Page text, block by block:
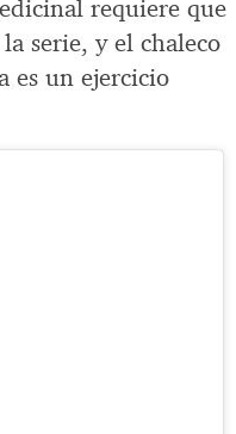
requiere que
serie, y el chaleco
es un ejercicio